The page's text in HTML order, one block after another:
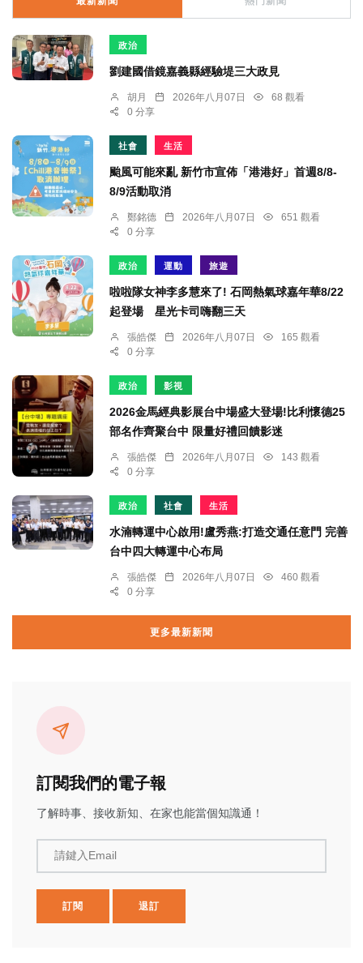
政治
劉建國借鏡嘉義縣經驗堤三大政見
胡月 2026年八月07日
68 觀看
0 分享
社會 生活
颱風可能來亂 新竹市宣佈「港港好」首週8/8-
8/9活動取消
鄭銘德 2026年八月07日
651 觀看
0 分享
政治 運動 旅遊
啦啦隊女神李多慧來了! 石岡熱氣球嘉年華8/22
起登場 星光卡司嗨翻三天
張皓傑 2026年八月07日
165 觀看
0 分享
政治 影視
2026金馬經典影展台中場盛大登場!比利懷德25
部名作齊聚台中 限量好禮回饋影迷
張皓傑 2026年八月07日
143 觀看
0 分享
政治 社會 生活
水湳轉運中心啟用!盧秀燕:打造交通任意門 完善
台中四大轉運中心布局
張皓傑 2026年八月07日
460 觀看
0 分享
更多最新新聞
訂閱我們的電子報
了解時事、接收新知、在家也能當個知識通！
請鍵入Email
訂閱 退訂